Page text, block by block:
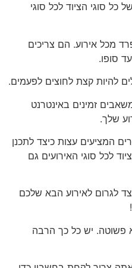
כל סוגי הציוד לכל סוגי
מכל אירוע. הם צריכים
סופו.
להיות קצת לחוצים לפעמים.
זמינים באינטרנט
שלך.
המציעים עצות כיצד לתכנן
לכל סוגי האירועים גם
לגרום לאירוע הבא שלכם
פשוטה. יש כל כך הרבה